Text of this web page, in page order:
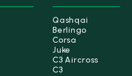
Qashqai
Berlingo
Corsa
Juke
C3 Aircross
C3